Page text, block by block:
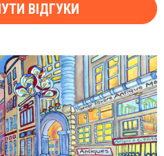
ВІДГУКИ